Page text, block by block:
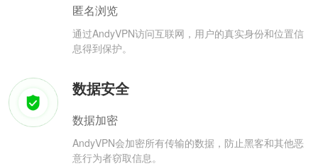
匿名浏览
通过AndyVPN访问互联网，用户的真实身份和位置信
息得到保护。
数据安全
数据加密
AndyVPN会加密所有传输的数据，防止黑客和其他恶
意行为者窃取信息。